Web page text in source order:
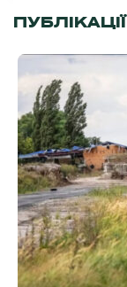
ПУБЛІКАЦІЇ